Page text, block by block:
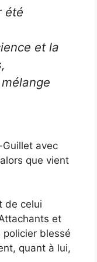
été
et la
avec
que vient
de celui
et
blessé
quant à lui,